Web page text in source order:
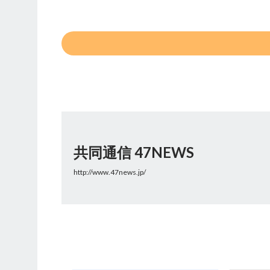
共同通信 47NEWS
http://www.47news.jp/